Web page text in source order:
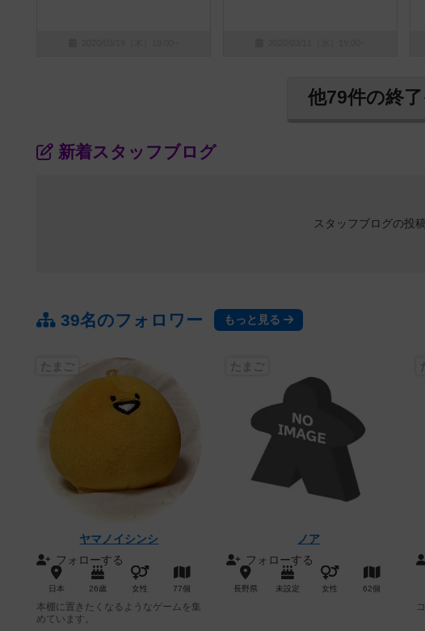
他79件の終
新着スタッフブログ
スタッフブログの投
39名のフォロワー もっと見る
ヤマノイシンシ
フォローする
本棚に置きたくなるようなゲームを集
めています。
日本 26歳 女性 77個
ノア
フォローする
長野県 未設定 女性 62個